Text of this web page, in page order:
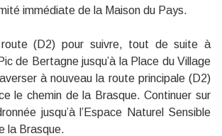
immédiate de la Maison du Pays.
(D2) pour suivre, tout de suite à
de Bertagne jusqu’à la Place du Village
à nouveau la route principale (D2)
le chemin de la Brasque. Continuer sur
jusqu’à l’Espace Naturel Sensible
la Brasque.